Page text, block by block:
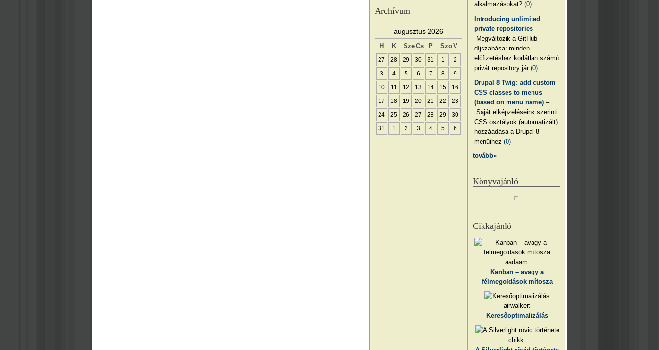
alkalmazásokat?(0)
Introducing unlimited
private repositories –
Megváltozik a GitHub
díjszabása: minden
előfizetéshez korlátlan számú
privát repository jár(0)
Drupal 8 Twig: add custom
CSS classes to menus
(based on menu name) –
Saját elképzeléseink szerinti
CSS osztályok (automatizált)
hozzáadása a Drupal 8
menüihez(0)
tovább»
Könyvajánló
Cikkajánló
aadaam:
Kanban – avagy a
félmegoldások mítosza
airwalker:
Keresőoptimalizálás
chikk:
Archívum
augusztus 2026
H K SzeCs P SzoV
27 28 29 30 31 1 2
3 4 5 6 7 8 9
10 11 12 13 14 15 16
17 18 19 20 21 22 23
24 25 26 27 28 29 30
31 1 2 3 4 5 6